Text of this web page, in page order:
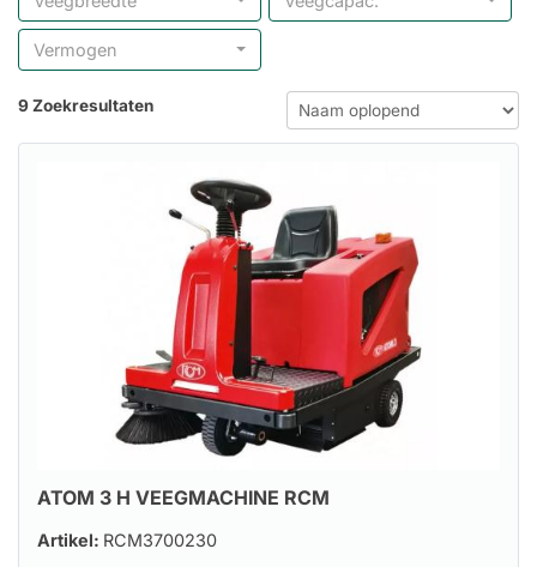
Vermogen
9 Zoekresultaten
ATOM 3 H VEEGMACHINE RCM
Artikel: RCM3700230